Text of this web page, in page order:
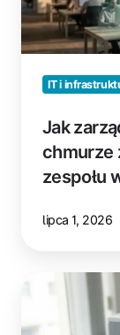
zmniejsza
obciążenie
wsparcia
IT i
Jak
chmurze
zespołu
lipca 1, 2026
Czy
Windows
Protected